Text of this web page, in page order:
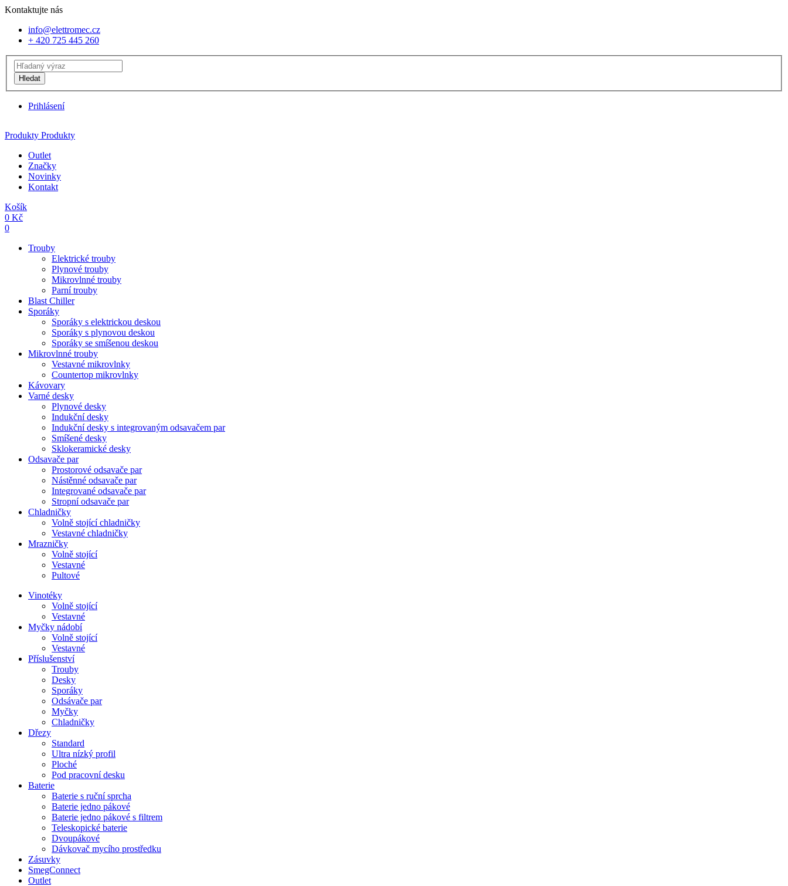
Kontaktujte nás
info@elettromec.cz
+ 420 725 445 260
Hledat
Prihlásení
Produkty Produkty
Outlet
Značky
Novinky
Kontakt
Košík
0 Kč
0
Trouby
Elektrické trouby
Plynové trouby
Mikrovlnné trouby
Parní trouby
Blast Chiller
Sporáky
Sporáky s elektrickou deskou
Sporáky s plynovou deskou
Sporáky se smíšenou deskou
Mikrovlnné trouby
Vestavné mikrovlnky
Countertop mikrovlnky
Kávovary
Varné desky
Plynové desky
Indukční desky
Indukční desky s integrovaným odsavačem par
Smíšené desky
Sklokeramické desky
Odsavače par
Prostorové odsavače par
Nástěnné odsavače par
Integrované odsavače par
Stropní odsavače par
Chladničky
Volně stojící chladničky
Vestavné chladničky
Mrazničky
Volně stojící
Vestavné
Pultové
Vinotéky
Volně stojící
Vestavné
Myčky nádobí
Volně stojící
Vestavné
Příslušenství
Trouby
Desky
Sporáky
Odsávače par
Myčky
Chladničky
Dřezy
Standard
Ultra nízký profil
Ploché
Pod pracovní desku
Baterie
Baterie s ruční sprcha
Baterie jedno pákové
Baterie jedno pákové s filtrem
Teleskopické baterie
Dvoupákové
Dávkovač mycího prostředku
Zásuvky
SmegConnect
Outlet